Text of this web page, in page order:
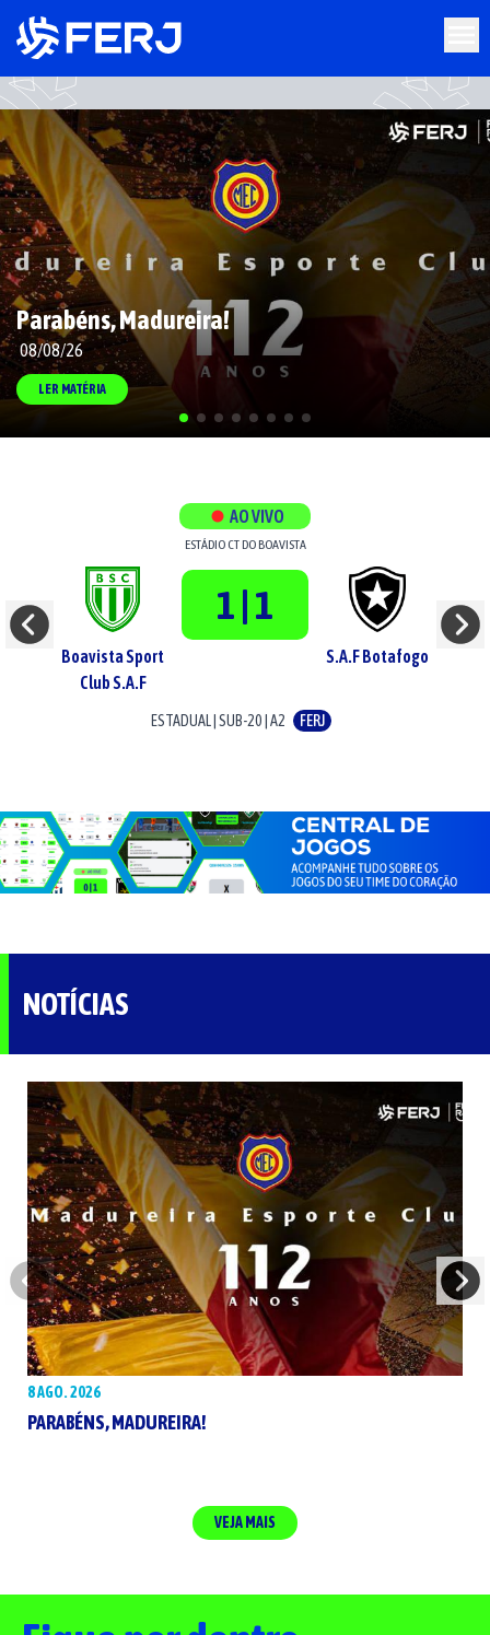
Parabéns, Madureira!
08/08/26
LER MATÉRIA
AO VIVO
ESTÁDIO CT DO BOAVISTA
Boavista Sport
Club S.A.F
1 | 1
S.A.F Botafogo
ESTADUAL|SUB-20|A2 FERJ
NOTÍCIAS
8 AGO. 2026
PARABÉNS, MADUREIRA!
VEJA MAIS